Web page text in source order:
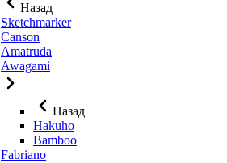
Назад
Sketchmarker
Canson
Amatruda
Awagami
Назад
Hakuho
Bamboo
Fabriano